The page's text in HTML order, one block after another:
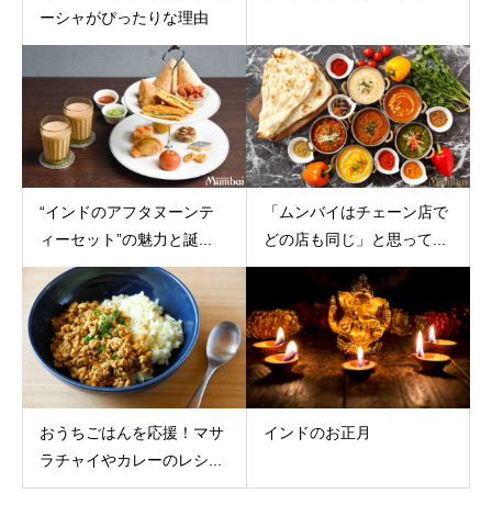
ーシャがぴったりな理由
“インドのアフタヌーンテ
ィーセット”の魅力と誕...
「ムンバイはチェーン店で
どの店も同じ」と思って...
おうちごはんを応援！マサ
ラチャイやカレーのレシ...
インドのお正月